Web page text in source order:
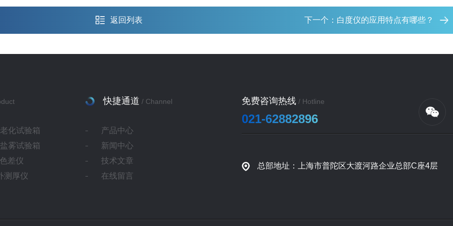
返回列表 下一个： 白度仪的应用特点有哪些？
免费咨询热线 / Hotline
021-62882896
总部地址：上海市普陀区大渡河路企业总部C座4层
化试验箱
雾试验箱
差仪
测厚仪
快捷通道 / Channel
产品中心
新闻中心
技术文章
在线留言